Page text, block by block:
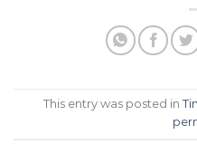
This entry was posted in